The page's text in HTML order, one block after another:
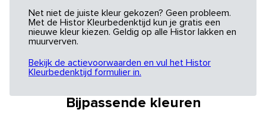
Net niet de juiste kleur gekozen? Geen probleem.
Met de Histor Kleurbedenktijd kun je gratis een
nieuwe kleur kiezen. Geldig op alle Histor lakken en
muurverven.
Bekijk de actievoorwaarden en vul het Histor
Kleurbedenktijd formulier in.
Bijpassende kleuren